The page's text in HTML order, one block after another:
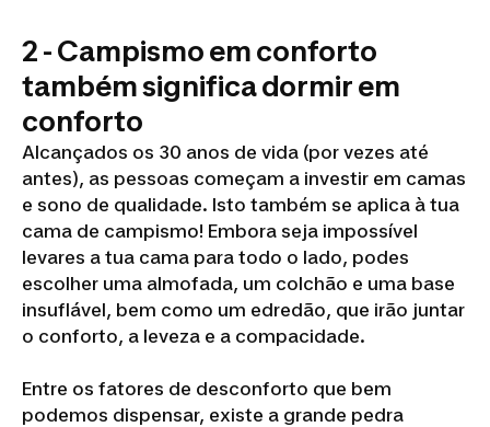
2 - Campismo em conforto
também significa dormir em
conforto
Alcançados os 30 anos de vida (por vezes até
antes), as pessoas começam a investir em camas
e sono de qualidade. Isto também se aplica à tua
cama de campismo! Embora seja impossível
levares a tua cama para todo o lado, podes
escolher uma almofada, um colchão e uma base
insuflável, bem como um edredão, que irão juntar
o conforto, a leveza e a compacidade.
Entre os fatores de desconforto que bem
podemos dispensar, existe a grande pedra